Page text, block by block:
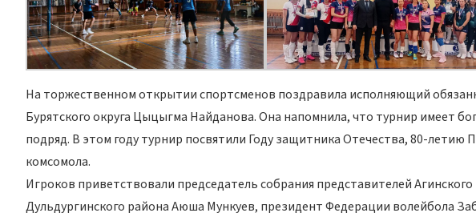
На торжественном открытии спортсменов поздравила исполняющий
Бурятского округа Цыцыгма Найданова. Она напомнила, что турнир имеет
подряд. В этом году турнир посвятили Году защитника Отечества, 80-
комсомола.
Игроков приветствовали председатель собрания представителей
Дульдургинского района Аюша Мункуев, президент Федерации волейбола